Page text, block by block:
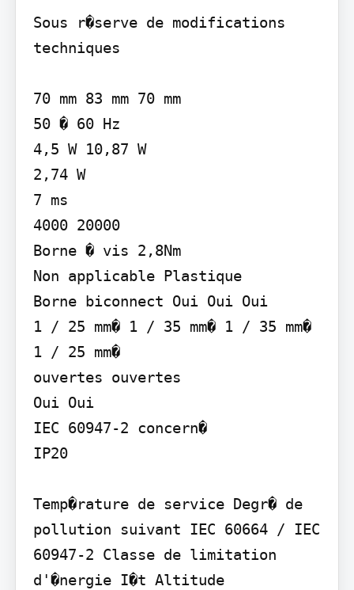
Sous r�serve de modifications
techniques
70 mm 83 mm 70 mm
50 � 60 Hz
4,5 W 10,87 W
2,74 W
7 ms
4000 20000
Borne � vis 2,8Nm
Non applicable Plastique
Borne biconnect Oui Oui Oui
1 / 25 mm� 1 / 35 mm� 1 / 35 mm�
1 / 25 mm�
ouvertes ouvertes
Oui Oui
IEC 60947-2 concern�
IP20
Temp�rature de service Degr� de
pollution suivant IEC 60664 / IEC
60947-2 Classe de limitation
d'�nergie I�t Altitude